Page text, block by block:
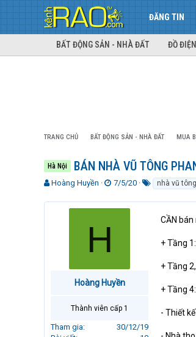
ĐĂNG TIN
BẤT ĐỘNG SẢN - NHÀ ĐẤT ĐỒ
TRANG CHỦ BẤT ĐỘNG SẢN - NHÀ ĐẤT MUA
Hà Nội BÁN NHÀ VŨ TÔNG
T
r
Hoàng Huyền
N
à
7/5/20
k
nhà vũ
H
Hoàng Huyền
Thành viên cấp 1
Tham gia
30/12/19
CẦN
+ Tầng
+ Tầng
+ Tầng
- Thiết